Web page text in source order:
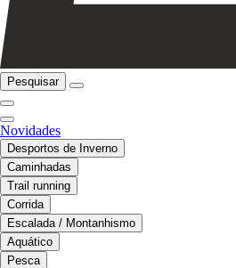
Pesquisar
Novidades
Desportos de Inverno
Caminhadas
Trail running
Corrida
Escalada / Montanhismo
Aquático
Pesca